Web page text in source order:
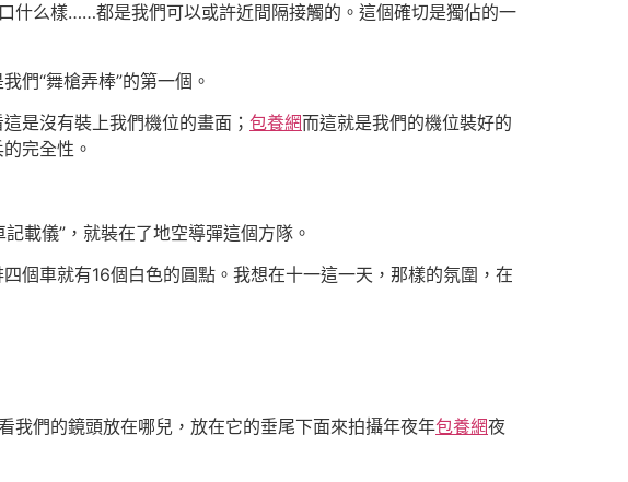
么樣……都是我們可以或許近間隔接觸的。這個確切是獨佔的一
“舞槍弄棒”的第一個。
是沒有裝上我們機位的畫面； 包養網而這就是我們的機位裝好的
完全性。
載儀”，就裝在了地空導彈這個方隊。
車就有16個白色的圓點。我想在十一這一天，那樣的氛圍，在
我們的鏡頭放在哪兒，放在它的垂尾下面來拍攝年夜年包養網夜